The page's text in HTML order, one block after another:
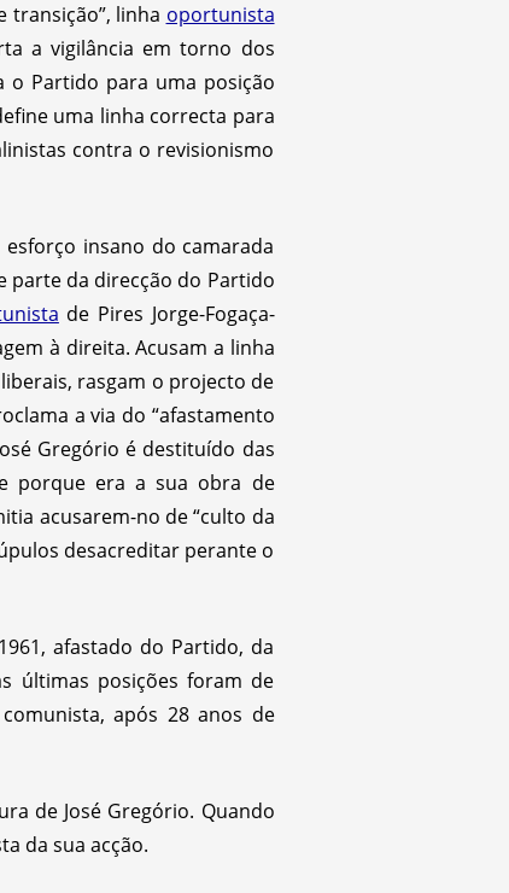
transição”, linha oportunista
a vigilância em torno dos
o Partido para uma posição
uma linha correcta para
contra o revisionismo
insano do camarada
parte da direcção do Partido
de Pires Jorge-Fogaça-
à direita. Acusam a linha
rasgam o projecto de
a via do “afastamento
Gregório é destituído das
porque era a sua obra de
acusarem-no de “culto da
desacreditar perante o
afastado do Partido, da
últimas posições foram de
após 28 anos de
de José Gregório. Quando
da sua acção.